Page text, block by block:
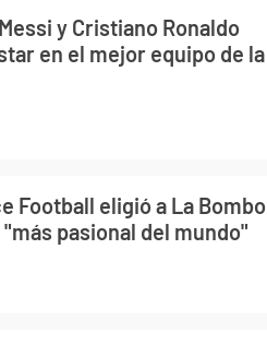
y Cristiano Ronaldo
en el mejor equipo de la
Football eligió a La
pasional del mundo"